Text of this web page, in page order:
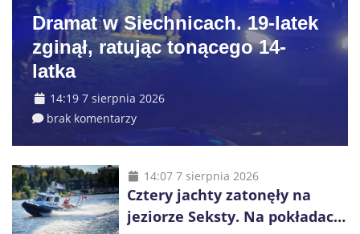
Dramat w Siechnicach. 19-latek
zginął, ratując tonącego 14-
latka
14:19 7 sierpnia 2026
brak komentarzy
14:07 7 sierpnia 2026
Cztery jachty zatonęły na
jeziorze Seksty. Na pokładach